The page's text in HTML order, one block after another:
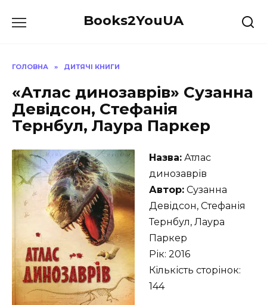
до
Books2YouUA
ГОЛОВНА » ДИТЯЧІ КНИГИ
«Атлас динозаврів» Сузанна
Девідсон, Стефанія
Тернбул, Лаура Паркер
Назва: Атлас
динозаврів
Автор: Сузанна
Девідсон, Стефанія
Тернбул, Лаура
Паркер
Рік: 2016
Кількість сторінок:
144